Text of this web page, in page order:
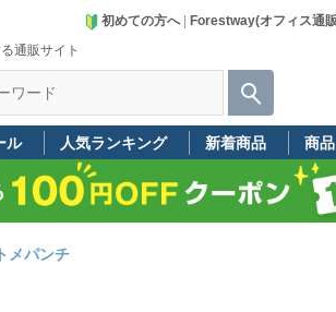
通販サイト
初めての方へ| Forestway(オフィス通
ル 人気ランキング 新着商品 商
メパンチ